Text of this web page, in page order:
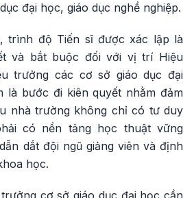
đại học, giáo dục nghề nghiệp.
trình độ Tiến sĩ được xác lập là
và bắt buộc đối với vị trí Hiệu
trưởng các cơ sở giáo dục đại
là bước đi kiên quyết nhằm đảm
nhà trường không chỉ có tư duy
có nền tảng học thuật vững
dắt đội ngũ giảng viên và định
học.
cơ sở giáo dục đại học cần